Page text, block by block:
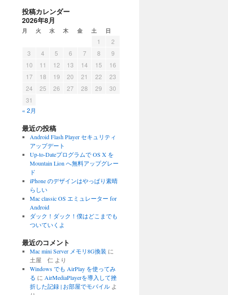
投稿カレンダー
2026年8月
月 火 水 木 金 土 日
1
2
3
4 5 6 7 8
9
10
11 12 13 14 15
16
17
18 19 20 21 22
23
24
25 26 27 28 29
30
31
« 2月
最近の投稿
Android Flash Player セキュリティ
アップデート
Up-to-Dateプログラムで OS X を
Mountain Lion へ無料アップグレー
ド
iPhone のデザインはやっぱり素晴
らしい
Mac classic OS エミュレーター for
Android
ダック！ダック！僕はどこまでも
ついていくよ
最近のコメント
Mac mini Server メモリ8G換装 に
土屋 仁 より
Windows でも AirPlay を使ってみ
る に AirMediaPlayerを導入して挫
折した記録 | お部屋でモバイルよ